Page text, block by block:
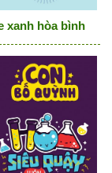
xanh hòa bình